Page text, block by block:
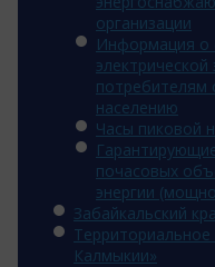
организации
Информация о
потребителям
населению
Часы пиковой
почасовых
энергии
Забайкальский
Калмыкии»